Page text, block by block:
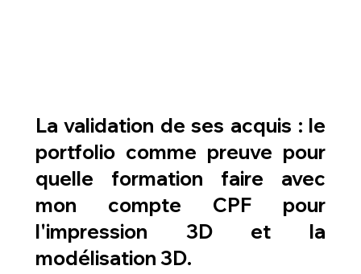
La validation de ses acquis : le
quelle formation faire avec
mon compte CPF pour
l'impression 3D et la
modélisation 3D.